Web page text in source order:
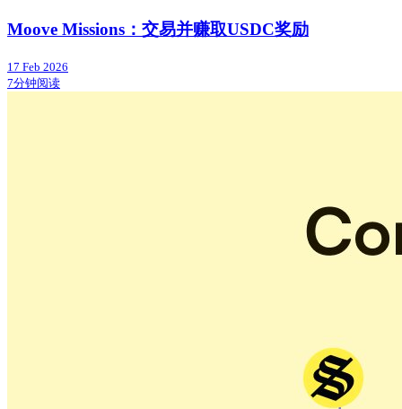
Moove Missions：交易并赚取USDC奖励
17 Feb 2026
7分钟阅读